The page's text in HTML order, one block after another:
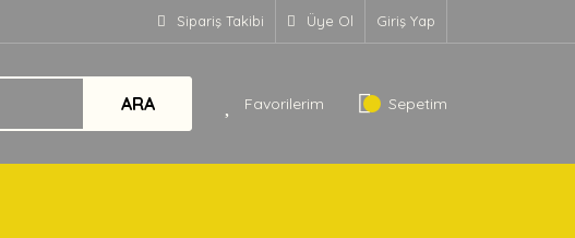
Sipariş Takibi Üye Ol Giriş Yap
ARA Favorilerim Sepetim